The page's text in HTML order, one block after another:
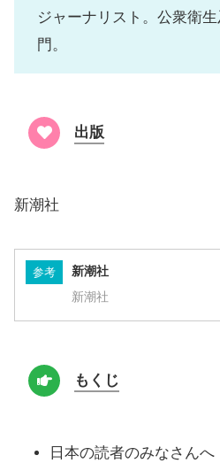
ジャーナリスト。公衆衛
門。
出版
新潮社
参考 新潮社
新潮社
もくじ
日本の読者のみなさんへ